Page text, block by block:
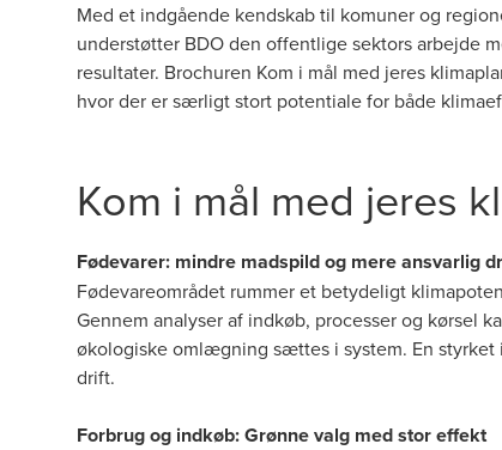
Med et indgående kendskab til komuner og
understøtter BDO den offentlige sektors arbejde
resultater. Brochuren Kom i mål med jeres
hvor der er særligt stort potentiale for både
Kom i mål med jeres
Fødevarer: mindre madspild og mere ansvarlig
Fødevareområdet rummer et betydeligt
Gennem analyser af indkøb, processer og kørsel
økologiske omlægning sættes i system. En
drift.
Forbrug og indkøb: Grønne valg med stor effekt